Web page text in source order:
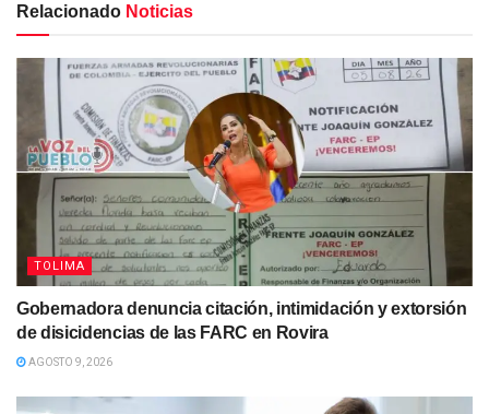
Relacionado Noticias
TOLIMA
Gobernadora denuncia citación, intimidación y extorsión
de disicidencias de las FARC en Rovira
AGOSTO 9, 2026